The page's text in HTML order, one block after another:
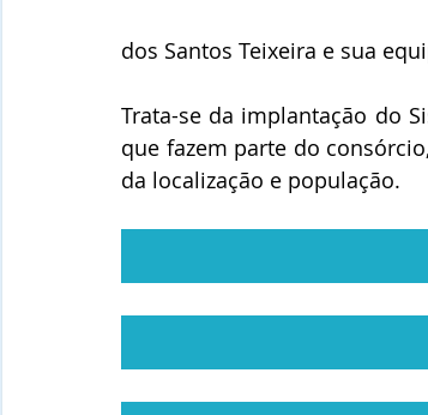
dos Santos Teixeira e sua
Trata-se da implantação do
que fazem parte do
da localização e população.